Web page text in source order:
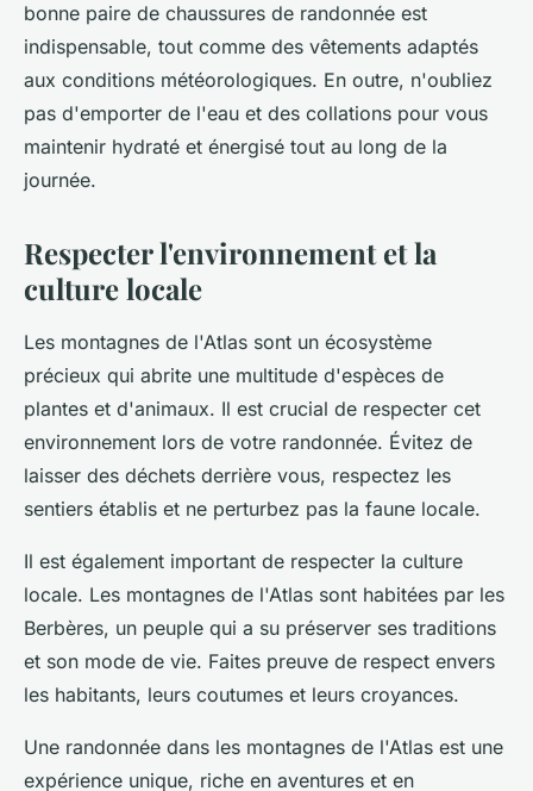
bonne paire de chaussures de randonnée est
indispensable, tout comme des vêtements adaptés
aux conditions météorologiques. En outre, n'oubliez
pas d'emporter de l'eau et des collations pour vous
maintenir hydraté et énergisé tout au long de la
journée.
Respecter l'environnement et la
culture locale
Les montagnes de l'Atlas sont un écosystème
précieux qui abrite une multitude d'espèces de
plantes et d'animaux. Il est crucial de respecter cet
environnement lors de votre randonnée. Évitez de
laisser des déchets derrière vous, respectez les
sentiers établis et ne perturbez pas la faune locale.
Il est également important de respecter la culture
locale. Les montagnes de l'Atlas sont habitées par les
Berbères, un peuple qui a su préserver ses traditions
et son mode de vie. Faites preuve de respect envers
les habitants, leurs coutumes et leurs croyances.
Une randonnée dans les montagnes de l'Atlas est une
expérience unique, riche en aventures et en